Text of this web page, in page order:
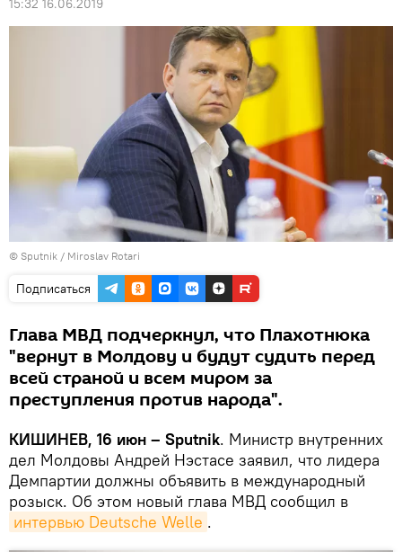
15:32 16.06.2019
© Sputnik / Miroslav Rotari
Подписаться
Глава МВД подчеркнул, что Плахотнюка
"вернут в Молдову и будут судить перед
всей страной и всем миром за
преступления против народа".
КИШИНЕВ, 16 июн – Sputnik. Министр внутренних
дел Молдовы Андрей Нэстасе заявил, что лидера
Демпартии должны объявить в международный
розыск. Об этом новый глава МВД сообщил в
интервью Deutsche Welle .